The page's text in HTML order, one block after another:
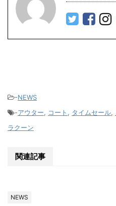
-NEWS
-アウター, コート , タイムセール,
ラクーン
関連記事
NEWS